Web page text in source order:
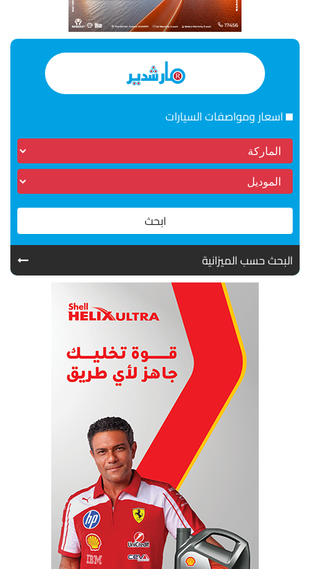
اسعار ومواصفات السيارات
ابحث
البحث حسب الميزانية